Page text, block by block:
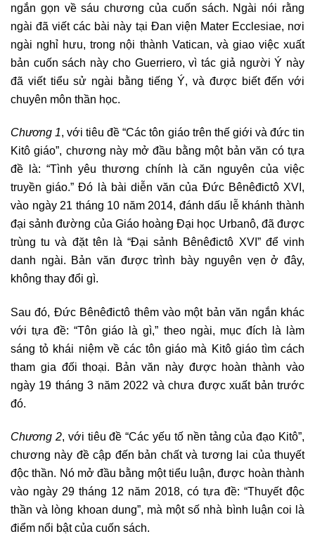
ngắn gọn về sáu chương của cuốn sách. Ngài nói rằng
ngài đã viết các bài này tại Đan viện Mater Ecclesiae, nơi
ngài nghỉ hưu, trong nội thành Vatican, và giao việc xuất
bản cuốn sách này cho Guerriero, vì tác giả người Ý này
đã viết tiểu sử ngài bằng tiếng Ý, và được biết đến với
chuyên môn thần học.
Chương 1, với tiêu đề “Các tôn giáo trên thế giới và đức tin
Kitô giáo”, chương này mở đầu bằng một bản văn có tựa
đề là: “Tình yêu thương chính là căn nguyên của việc
truyền giáo.” Đó là bài diễn văn của Đức Bênêđictô XVI,
vào ngày 21 tháng 10 năm 2014, đánh dấu lễ khánh thành
đại sảnh đường của Giáo hoàng Đại học Urbanô, đã được
trùng tu và đặt tên là “Đại sảnh Bênêđictô XVI” để vinh
danh ngài. Bản văn được trình bày nguyên vẹn ở đây,
không thay đổi gì.
Sau đó, Đức Bênêđictô thêm vào một bản văn ngắn khác
với tựa đề: “Tôn giáo là gì,” theo ngài, mục đích là làm
sáng tỏ khái niệm về các tôn giáo mà Kitô giáo tìm cách
tham gia đối thoại. Bản văn này được hoàn thành vào
ngày 19 tháng 3 năm 2022 và chưa được xuất bản trước
đó.
Chương 2, với tiêu đề “Các yếu tố nền tảng của đạo Kitô”,
chương này đề cập đến bản chất và tương lai của thuyết
độc thần. Nó mở đầu bằng một tiểu luận, được hoàn thành
vào ngày 29 tháng 12 năm 2018, có tựa đề: “Thuyết độc
thần và lòng khoan dung”, mà một số nhà bình luận coi là
điểm nổi bật của cuốn sách.